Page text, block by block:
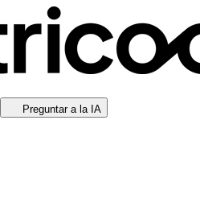
Preguntar a la IA